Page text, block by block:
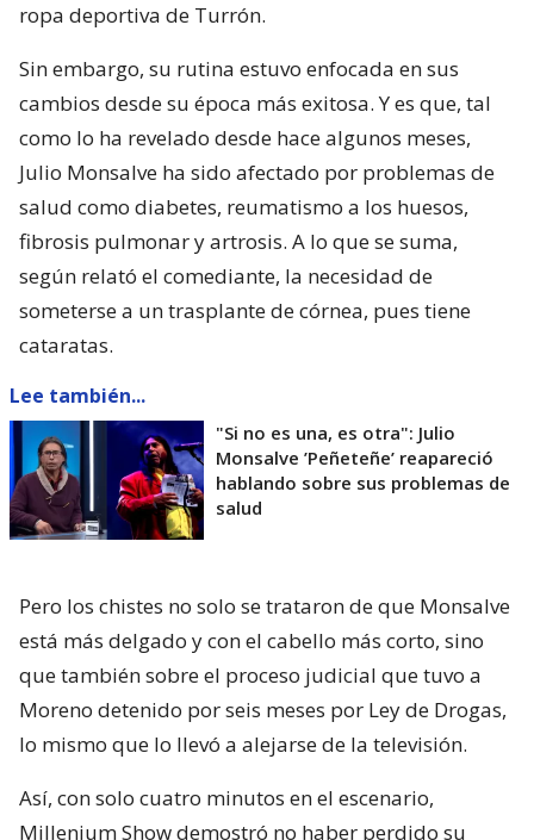
ropa deportiva de Turrón.
Sin embargo, su rutina estuvo enfocada en sus
cambios desde su época más exitosa. Y es que, tal
como lo ha revelado desde hace algunos meses,
Julio Monsalve ha sido afectado por problemas de
salud como diabetes, reumatismo a los huesos,
fibrosis pulmonar y artrosis. A lo que se suma,
según relató el comediante, la necesidad de
someterse a un trasplante de córnea, pues tiene
cataratas.
Lee también...
"Si no es una, es otra": Julio
Monsalve ’Peñeteñe’ reapareció
hablando sobre sus problemas de
salud
Pero los chistes no solo se trataron de que Monsalve
está más delgado y con el cabello más corto, sino
que también sobre el proceso judicial que tuvo a
Moreno detenido por seis meses por Ley de Drogas,
lo mismo que lo llevó a alejarse de la televisión.
Así, con solo cuatro minutos en el escenario,
Millenium Show demostró no haber perdido su